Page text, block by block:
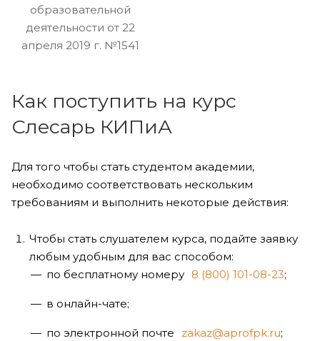
образовательной
деятельности от 22
апреля 2019 г. №1541
Как поступить на курс
Слесарь КИПиА
Для того чтобы стать студентом академии,
необходимо соответствовать нескольким
требованиям и выполнить некоторые действия:
Чтобы стать слушателем курса, подайте заявку
любым удобным для вас способом:
по бесплатному номеру 8 (800) 101-08-23;
в онлайн-чате;
по электронной почте zakaz@aprofpk.ru;